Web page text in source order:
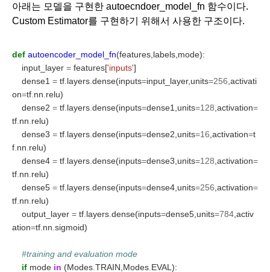
아래는 모델을 구현한 autoecndoer_model_fn 함수이다.
Custom Estimator를 구현하기 위해서 사용한 구조이다.
def autoencoder_model_fn(features,labels,mode):
input_layer = features['inputs']
dense1 = tf layers dense(inputs=input_layer,units=256 ,activati
on=tf nn relu)
dense2 = tf layers dense(inputs=dense1,units=128 ,activation=
tf nn relu)
dense3 = tf layers dense(inputs=dense2,units=16 ,activation=t
f nn relu)
dense4 = tf layers dense(inputs=dense3,units=128 ,activation=
tf nn relu)
dense5 = tf layers dense(inputs=dense4,units=256 ,activation=
tf nn relu)
output_layer = tf layers dense(inputs=dense5,units=784 ,activ
ation=tf nn sigmoid)
#training and evaluation mode
if mode in (Modes TRAIN,Modes EVAL):